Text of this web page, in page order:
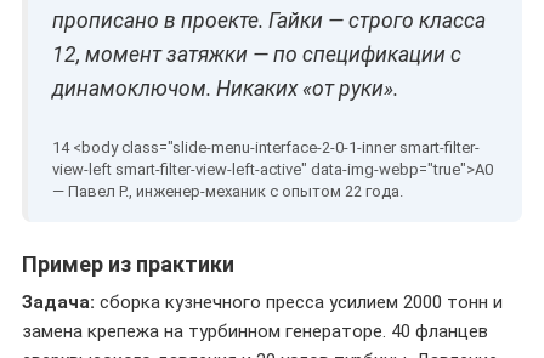
прописано в проекте. Гайки — строго класса
12, момент затяжки — по спецификации с
динамоключом. Никаких «от руки».
— Павел Р., инженер-механик с опытом 22 года.
Пример из практики
Задача: сборка кузнечного пресса усилием 2000 тонн и
замена крепежа на турбинном генераторе. 40 фланцев